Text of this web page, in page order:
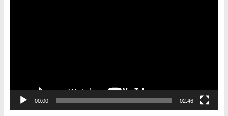
00:00 02:46